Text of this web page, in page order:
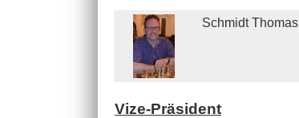
Schmidt Thomas
Vize-Präsident